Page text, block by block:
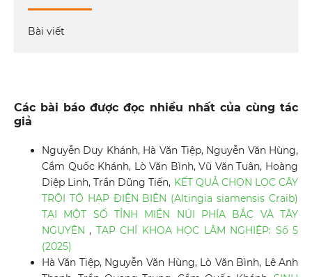
Bài viết
Các bài báo được đọc nhiều nhất của cùng tác
giả
Nguyễn Duy Khánh, Hà Văn Tiệp, Nguyễn Văn Hùng,
Cầm Quốc Khánh, Lò Văn Bình, Vũ Văn Tuân, Hoàng
Diệp Linh, Trần Dũng Tiến, KẾT QUẢ CHỌN LỌC CÂY
TRỘI TÔ HẠP ĐIỆN BIÊN (Altingia siamensis Craib)
TẠI MỘT SỐ TỈNH MIỀN NÚI PHÍA BẮC VÀ TÂY
NGUYÊN, TẠP CHÍ KHOA HỌC LÂM NGHIỆP: Số 5
(2025)
Hà Văn Tiệp, Nguyễn Văn Hùng, Lò Văn Bình, Lê Anh